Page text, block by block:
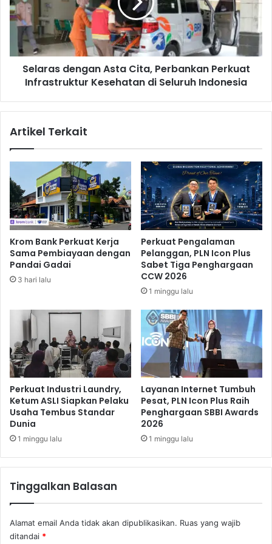
a
t
P
r
b
u
h
a
n
D
i
g
i
a
s
a
s
i
N
a
s
i
l
r
a
e
s
i
t
a
,
e
r
a
k
P
e
r
k
u
a
t
I
a
s
r
u
Selaras dengan Asta Cita, Perbankan Perkuat
Infrastruktur Kesehatan di Seluruh Indonesia
Artikel Terkait
Krom Bank Perkuat Kerja
Sama Pembiayaan dengan
Pandai Gadai
3 hari lalu
Perkuat Pengalaman
Pelanggan, PLN Icon Plus
Sabet Tiga Penghargaan
CCW 2026
1 minggu lalu
Perkuat Industri Laundry,
Ketum ASLI Siapkan Pelaku
Usaha Tembus Standar
Dunia
1 minggu lalu
Layanan Internet Tumbuh
Pesat, PLN Icon Plus Raih
Penghargaan SBBI Awards
2026
1 minggu lalu
Tinggalkan Balasan
Alamat email Anda tidak akan dipublikasikan. Ruas yang wajib
ditandai *